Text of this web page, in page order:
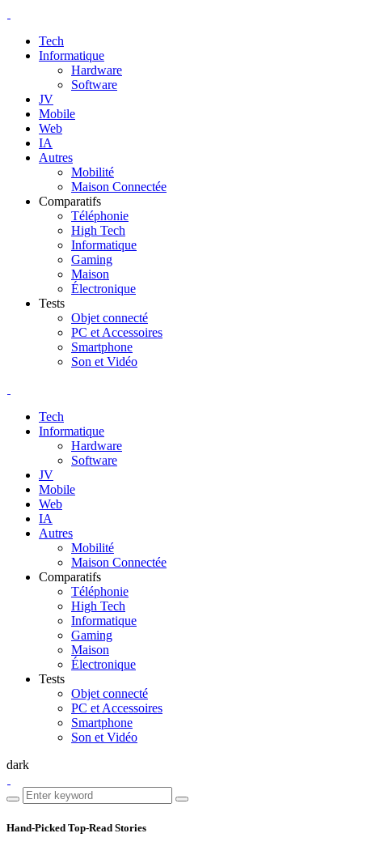
Tech
Informatique
Hardware
Software
JV
Mobile
Web
IA
Autres
Mobilité
Maison Connectée
Comparatifs
Téléphonie
High Tech
Informatique
Gaming
Maison
Électronique
Tests
Objet connecté
PC et Accessoires
Smartphone
Son et Vidéo
Tech
Informatique
Hardware
Software
JV
Mobile
Web
IA
Autres
Mobilité
Maison Connectée
Comparatifs
Téléphonie
High Tech
Informatique
Gaming
Maison
Électronique
Tests
Objet connecté
PC et Accessoires
Smartphone
Son et Vidéo
dark
Hand-Picked Top-Read Stories